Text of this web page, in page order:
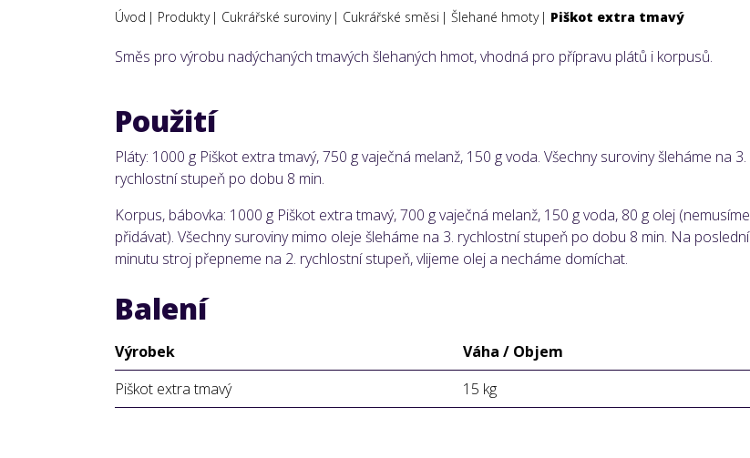
Úvod Produkty Cukrářské suroviny Cukrářské směsi Šlehané hmoty Piškot extra tmavý
Směs pro výrobu nadýchaných tmavých šlehaných hmot, vhodná pro přípravu plátů i korpusů.
Použití
Pláty: 1000 g Piškot extra tmavý, 750 g vaječná melanž, 150 g voda. Všechny suroviny šleháme na 3.
rychlostní stupeň po dobu 8 min.
Korpus, bábovka: 1000 g Piškot extra tmavý, 700 g vaječná melanž, 150 g voda, 80 g olej (nemusíme
přidávat). Všechny suroviny mimo oleje šleháme na 3. rychlostní stupeň po dobu 8 min. Na poslední
minutu stroj přepneme na 2. rychlostní stupeň, vlijeme olej a necháme domíchat.
Balení
Výrobek
Váha / Objem
Piškot extra tmavý
15 kg